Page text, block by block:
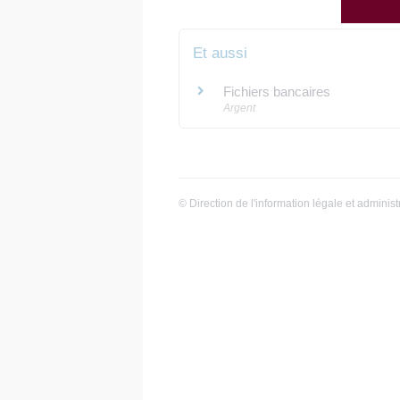
Et aussi
Fichiers bancaires
Argent
© Direction de l'information légale et